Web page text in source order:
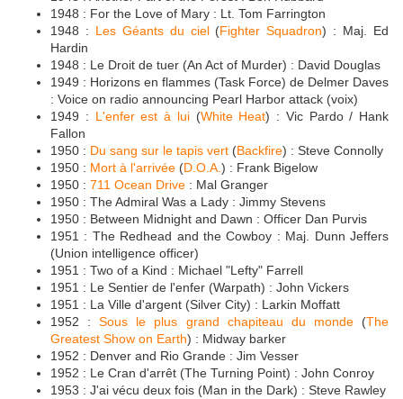
1948 : For the Love of Mary : Lt. Tom Farrington
1948 : Les Géants du ciel(Fighter Squadron) : Maj. Ed
Hardin
1948 : Le Droit de tuer (An Act of Murder) : David Douglas
1949 : Horizons en flammes (Task Force) de Delmer Daves
: Voice on radio announcing Pearl Harbor attack (voix)
1949 : L'enfer est à lui(White Heat) : Vic Pardo / Hank
Fallon
1950 : Du sang sur le tapis vert (Backfire) : Steve Connolly
1950 : Mort à l'arrivée (D.O.A.) : Frank Bigelow
1950 : 711 Ocean Drive : Mal Granger
1950 : The Admiral Was a Lady : Jimmy Stevens
1950 : Between Midnight and Dawn : Officer Dan Purvis
1951 : The Redhead and the Cowboy : Maj. Dunn Jeffers
(Union intelligence officer)
1951 : Two of a Kind : Michael "Lefty" Farrell
1951 : Le Sentier de l'enfer (Warpath) : John Vickers
1951 : La Ville d'argent (Silver City) : Larkin Moffatt
1952 :Sous le plus grand chapiteau du monde(The
Greatest Show on Earth) : Midway barker
1952 : Denver and Rio Grande : Jim Vesser
1952 : Le Cran d'arrêt (The Turning Point) : John Conroy
1953 : J'ai vécu deux fois (Man in the Dark) : Steve Rawley